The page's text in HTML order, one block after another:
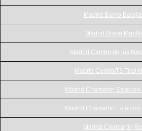
Madrid Barrio
Madrid Bravo Murillo
Madrid Campo de las
Madrid Centro/T3 Tirol
Madrid Chamartin Estacion
Madrid Chamartin Estacion
Madrid Chamartin